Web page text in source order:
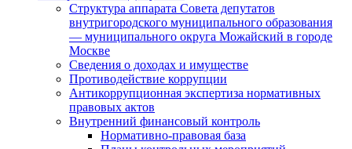
Структура аппарата Совета депутатов
внутригородского муниципального образования
— муниципального округа Можайский в городе
Москве
Сведения о доходах и имуществе
Противодействие коррупции
Антикоррупционная экспертиза нормативных
правовых актов
Внутренний финансовый контроль
Нормативно-правовая база